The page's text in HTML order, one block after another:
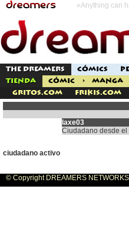
«Anything can
THE DREAMERS CÓMICS
TIENDA
CÓMIC > MANGA
Gritos.com
Frikis.com
laxe03
Ciudadano desde
ciudadano activo
© Copyright DREAMERS